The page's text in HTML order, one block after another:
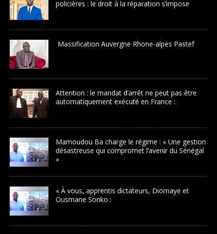
policières : le droit à la réparation s’impose
Massification Auvergne Rhone-alpes Pastef
Attention : le mandat d’arrêt ne peut pas être
automatiquement exécuté en France :
Mamoudou Ba charge le régime : « Une gestion
désastreuse qui compromet l’avenir du Sénégal
»
« À vous, apprentis dictateurs, Diomaye et
Ousmane Sonko :